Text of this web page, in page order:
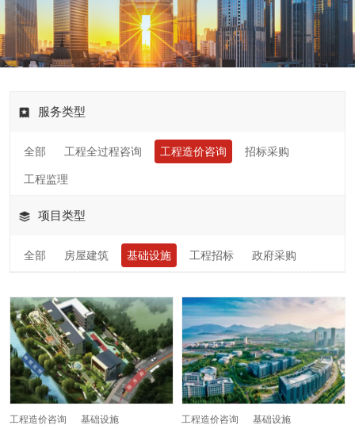
服务类型
全部 工程全过程咨询 工程造价咨询 招标采购
工程监理
项目类型
全部 房屋建筑 基础设施 工程招标 政府采购
工程造价咨询 基础设施 工程造价咨询 基础设施